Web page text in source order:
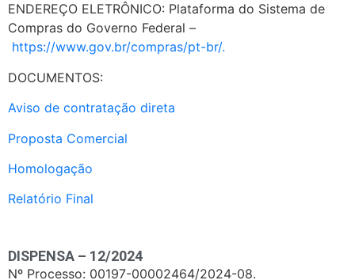
ENDEREÇO ELETRÔNICO: Plataforma do Sistema de
Compras do Governo Federal –
https://www.gov.br/compras/pt-br/.
DOCUMENTOS:
Aviso de contratação direta
Proposta Comercial
Homologação
Relatório Final
DISPENSA – 12/2024
Nº Processo: 00197-00002464/2024-08.